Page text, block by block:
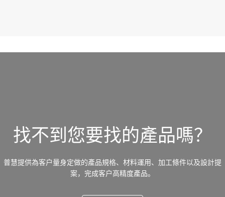
找不到您要找的產品嗎？
普慧提供為客戶量身定做的產品規格、材料運用、加工條件以及設計提
案，完成客戶高精度產品。